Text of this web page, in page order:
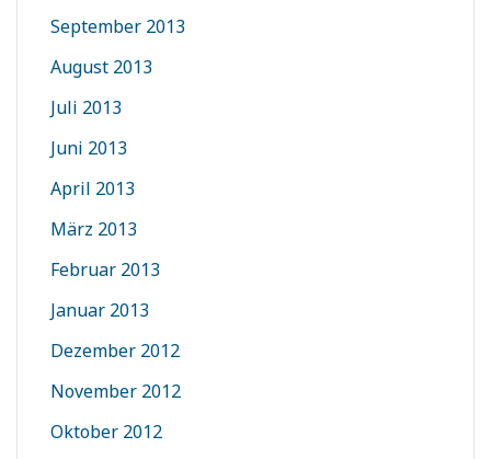
September 2013
August 2013
Juli 2013
Juni 2013
April 2013
März 2013
Februar 2013
Januar 2013
Dezember 2012
November 2012
Oktober 2012